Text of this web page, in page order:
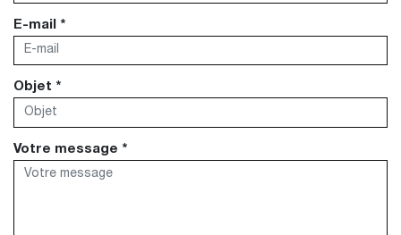
E-mail *
Objet *
Votre message *